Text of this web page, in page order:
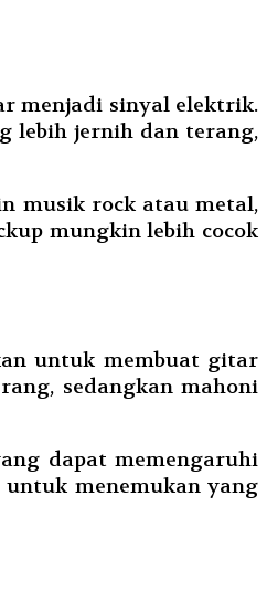
menjadi sinyal elektrik.
lebih jernih dan terang,
musik rock atau metal,
mungkin lebih cocok
untuk membuat gitar
sedangkan mahoni
dapat memengaruhi
menemukan yang